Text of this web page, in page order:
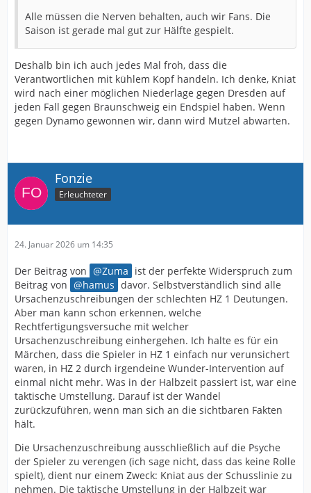
Alle müssen die Nerven behalten, auch wir Fans. Die
Saison ist gerade mal gut zur Hälfte gespielt.
Deshalb bin ich auch jedes Mal froh, dass die
Verantwortlichen mit kühlem Kopf handeln. Ich denke, Kniat
wird nach einer möglichen Niederlage gegen Dresden auf
jeden Fall gegen Braunschweig ein Endspiel haben. Wenn
gegen Dynamo gewonnen wir, dann wird Mutzel abwarten.
Fonzie
Erleuchteter
24. Januar 2026 um 14:35
Der Beitrag von Zuma ist der perfekte Widerspruch zum
Beitrag von
hamus davor. Selbstverständlich sind alle
Ursachenzuschreibungen der schlechten HZ 1 Deutungen.
Aber man kann schon erkennen, welche
Rechtfertigungsversuche mit welcher
Ursachenzuschreibung einhergehen. Ich halte es für ein
Märchen, dass die Spieler in HZ 1 einfach nur verunsichert
waren, in HZ 2 durch irgendeine Wunder-Intervention auf
einmal nicht mehr. Was in der Halbzeit passiert ist, war eine
taktische Umstellung. Darauf ist der Wandel
zurückzuführen, wenn man sich an die sichtbaren Fakten
hält.
Die Ursachenzuschreibung ausschließlich auf die Psyche
der Spieler zu verengen (ich sage nicht, dass das keine Rolle
spielt), dient nur einem Zweck: Kniat aus der Schusslinie zu
nehmen. Die taktische Umstellung in der Halbzeit war